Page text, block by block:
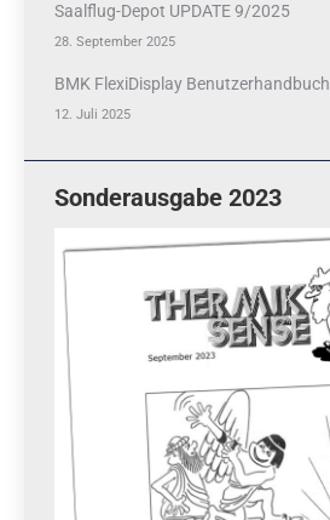
Saalflug-Depot UPDATE 9/2025
28. September 2025
BMK FlexiDisplay Benutzerhandbuch
12. Juli 2025
Sonderausgabe 2023